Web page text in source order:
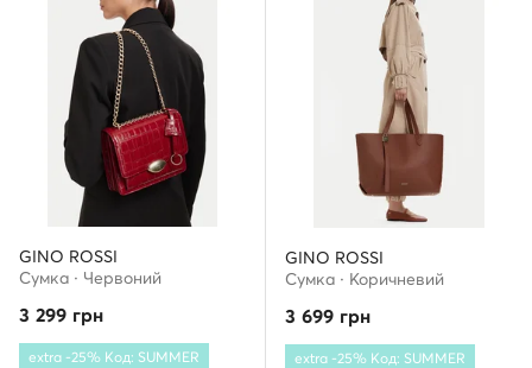
GINO ROSSI
Сумка · Червоний
3 299 грн
extra -25% Код: SUMMER
GINO ROSSI
Сумка · Коричневий
3 699 грн
extra -25% Код: SUMMER